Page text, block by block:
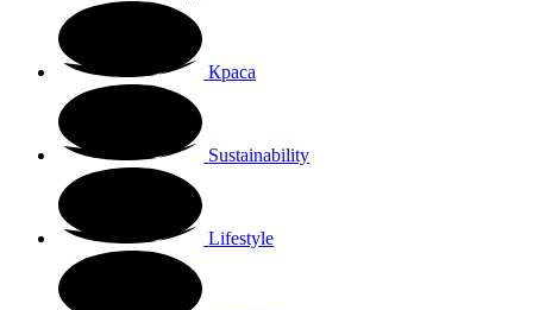
Краса
Sustainability
Lifestyle